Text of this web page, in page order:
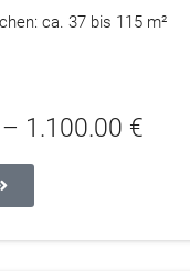
ca. 37 bis 115 m²
1.100.00 €